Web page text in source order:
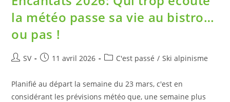
la météo passe sa vie au bistro…
ou pas !
SV 11 avril 2026 C'est passé / Ski alpinisme
Planifié au départ la semaine du 23 mars, c'est en
considérant les prévisions météo que, une semaine plus